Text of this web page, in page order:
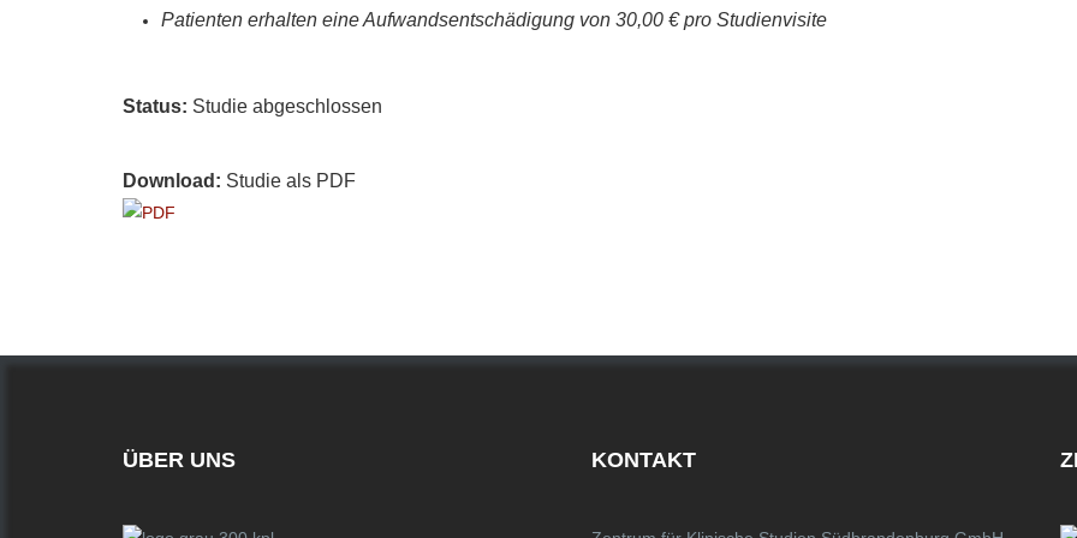
Patienten erhalten eine Aufwandsentschädigung von 30,00 € pro Studienvisite
Status: Studie abgeschlossen
Download: Studie als PDF
ÜBER UNS KONTAKT